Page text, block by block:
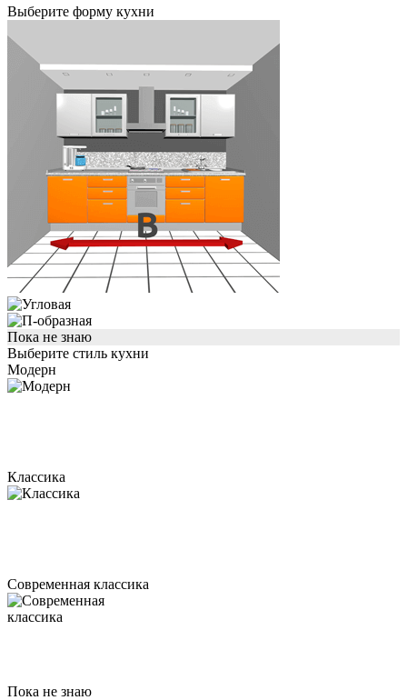
Выберите форму кухни
Пока не знаю
Выберите стиль кухни
Модерн
Классика
Современная классика
Пока не знаю